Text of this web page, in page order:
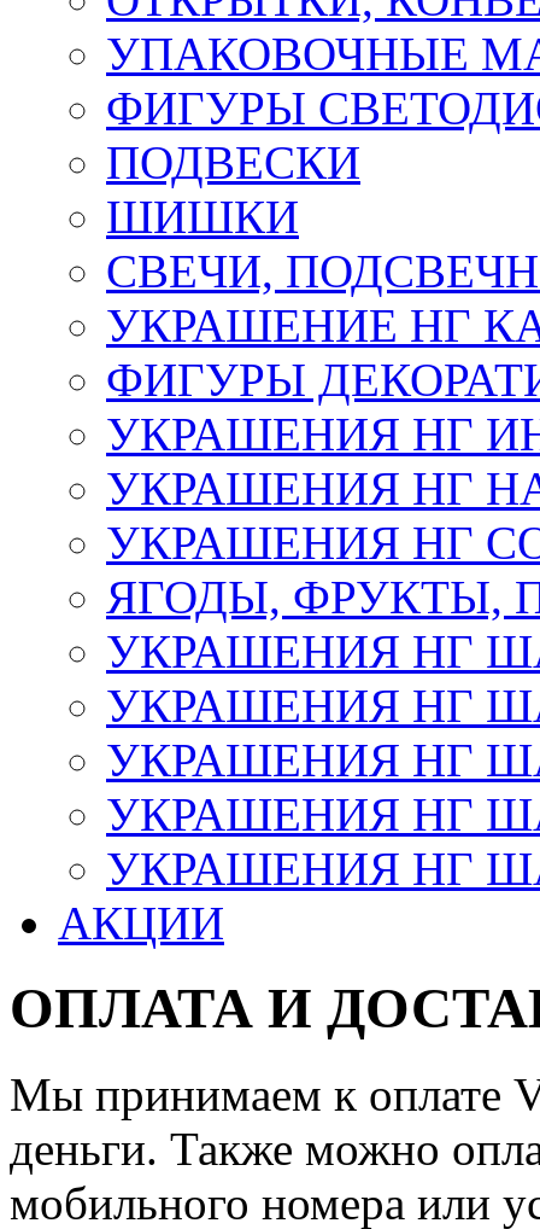
УПАКОВОЧНЫЕ
ФИГУРЫ
ПОДВЕСКИ
ШИШКИ
СВЕЧИ,
УКРАШЕНИЕ НГ
ФИГУРЫ
УКРАШЕНИЯ НГ
УКРАШЕНИЯ НГ
УКРАШЕНИЯ НГ
ЯГОДЫ, ФРУКТЫ,
УКРАШЕНИЯ НГ
УКРАШЕНИЯ НГ
УКРАШЕНИЯ НГ
УКРАШЕНИЯ НГ
УКРАШЕНИЯ НГ
АКЦИИ
ОПЛАТА И
Мы принимаем к оплате
деньги. Также можно
мобильного номера или